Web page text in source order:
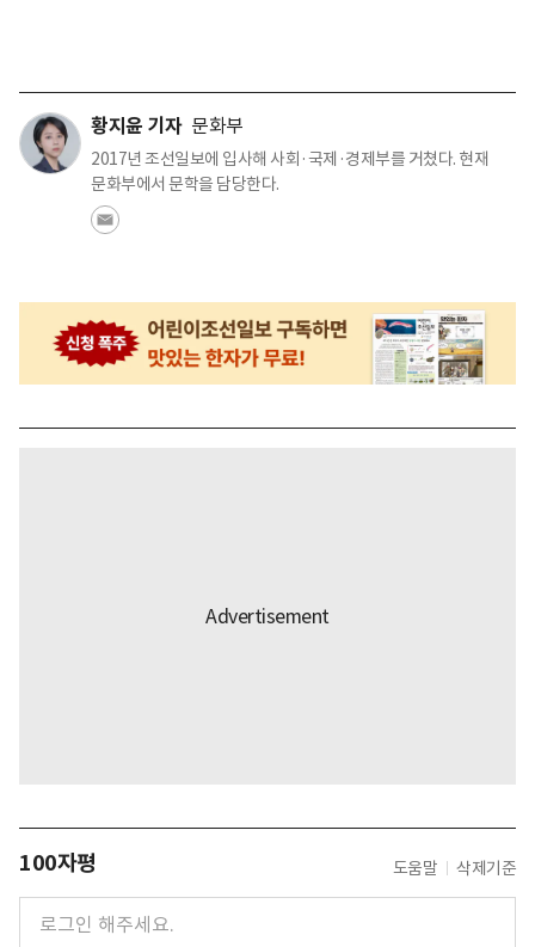
황지윤 기자 문화부
2017년 조선일보에 입사해 사회·국제·경제부를 거쳤다. 현재
문화부에서 문학을 담당한다.
100자평 도움말 삭제기준